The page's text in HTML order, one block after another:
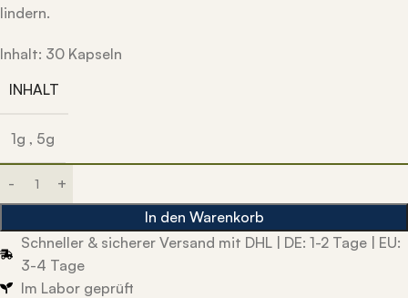
lindern.
Inhalt: 30 Kapseln
INHALT
1g , 5g
In den Warenkorb
Schneller & sicherer Versand mit DHL | DE: 1-2 Tage | EU:
3-4 Tage
Im Labor geprüft